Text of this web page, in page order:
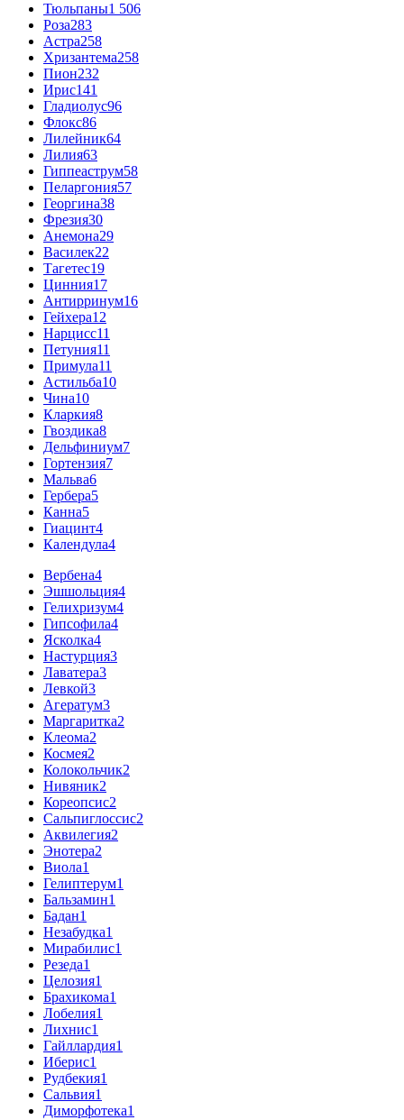
Тюльпаны1 506
Роза283
Астра258
Хризантема258
Пион232
Ирис141
Гладиолус96
Флокс86
Лилейник64
Лилия63
Гиппеаструм58
Пеларгония57
Георгина38
Фрезия30
Анемона29
Василек22
Тагетес19
Цинния17
Антирринум16
Гейхера12
Нарцисс11
Петуния11
Примула11
Астильба10
Чина10
Кларкия8
Гвоздика8
Дельфиниум7
Гортензия7
Мальва6
Гербера5
Канна5
Гиацинт4
Календула4
Вербена4
Эшшольция4
Гелихризум4
Гипсофила4
Ясколка4
Настурция3
Лаватера3
Левкой3
Агератум3
Маргаритка2
Клеома2
Космея2
Колокольчик2
Нивяник2
Кореопсис2
Сальпиглоссис2
Аквилегия2
Энотера2
Виола1
Гелиптерум1
Бальзамин1
Бадан1
Незабудка1
Мирабилис1
Резеда1
Целозия1
Брахикома1
Лобелия1
Лихнис1
Гайллардия1
Иберис1
Рудбекия1
Сальвия1
Диморфотека1